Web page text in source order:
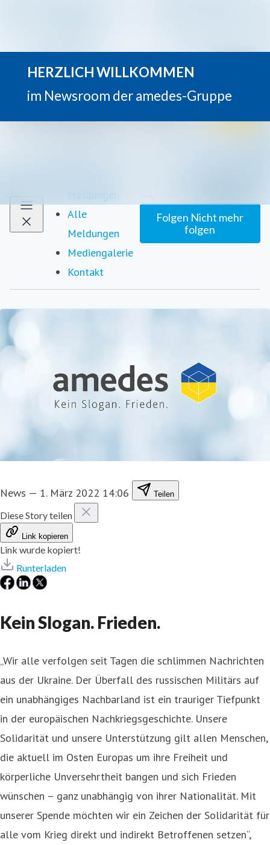
Alle
Meldungen
Mediengalerie
Kontakt
Folgen Nicht mehr
folgen
News — 1. März 2022 14:06 Teilen
Diese Story teilen
Link kopieren
Link wurde kopiert!
Runterladen
Kein Slogan. Frieden.
„Wir alle verfolgen seit Tagen die schlimmen Nachrichten
aus der Ukraine. Der Überfall des russischen Militärs auf
ein unabhängiges Nachbarland ist ein trauriger Tiefpunkt
in der europäischen Nachkriegsgeschichte. Unsere
Solidarität und unsere Unterstützung gilt allen Menschen,
die aktuell im Osten Europas um ihre Freiheit und
körperliche Unversehrtheit bangen und sich Frieden
wünschen – ganz unabhängig von ihrer Nationalität. Mit
unserer Spende möchten wir ein Zeichen der Solidarität für
alle vom Krieg direkt und indirekt Betroffenen setzen“,